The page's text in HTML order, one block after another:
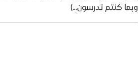
وبما كنتم تدرسون...)